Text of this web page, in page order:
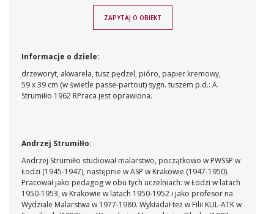
ZAPYTAJ O OBIEKT
Informacje o dziele:
drzeworyt, akwarela, tusz pędzel, pióro, papier kremowy,
59 x 39 cm (w świetle passe-partout) sygn. tuszem p.d.: A.
Strumiłło 1962 RPraca jest oprawiona.
Andrzej Strumiłło:
Andrzej Strumiłło studiował malarstwo, początkowo w PWSSP w
Łodzi (1945-1947), następnie w ASP w Krakowie (1947-1950).
Pracował jako pedagog w obu tych uczelniach: w Łodzi w latach
1950-1953, w Krakowie w latach 1950-1952 i jako profesor na
Wydziale Malarstwa w 1977-1980. Wykładał też w Filii KUL-ATK w